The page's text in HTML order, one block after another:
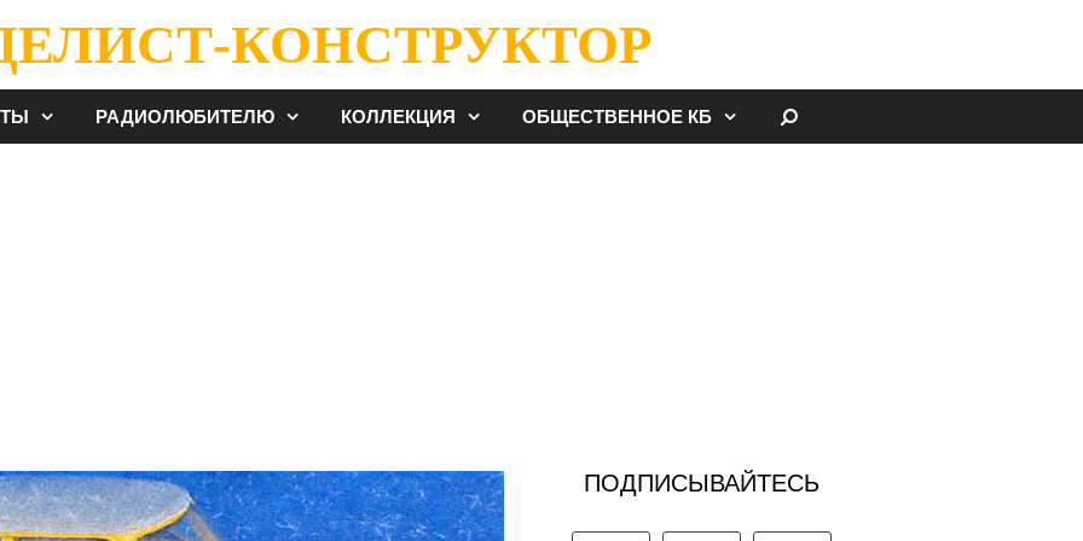
КОНСТРУКТОР
РАДИОЛЮБИТЕЛЮ КОЛЛЕКЦИЯ ОБЩЕСТВЕННОЕ КБ
ПОДПИСЫВАЙТЕСЬ